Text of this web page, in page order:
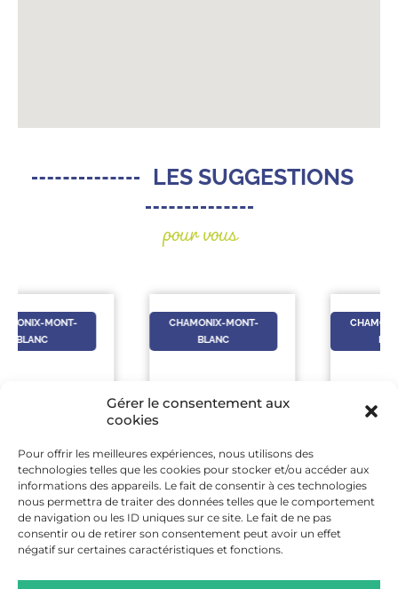
Gérer le consentement aux
cookies
Pour offrir les meilleures expériences, nous utilisons des
technologies telles que les cookies pour stocker et/ou accéder aux
informations des appareils. Le fait de consentir à ces technologies
nous permettra de traiter des données telles que le comportement
de navigation ou les ID uniques sur ce site. Le fait de ne pas
consentir ou de retirer son consentement peut avoir un effet
négatif sur certaines caractéristiques et fonctions.
LES SUGGESTIONS
pour vous
CHAMONIX-MONT-
13 AOÛT -
13 AOÛT
LA VIE SECRÈTE DE
LA MARE !
CHAMONIX-MONT-
10 AOÛT -
10 AOÛT
VISITE DE
L’ANCIENNE PISTE
DE BOBSLEIGH DES